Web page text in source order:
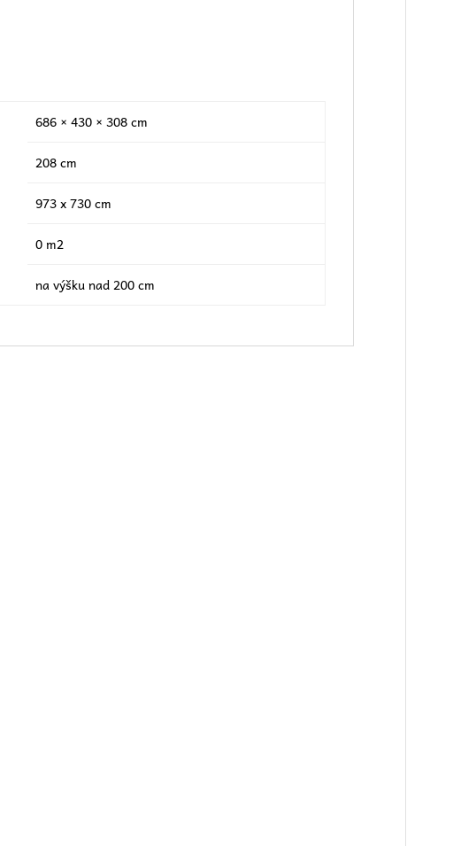
686 × 430 × 308 cm
208 cm
973 x 730 cm
0 m2
na výšku nad 200 cm